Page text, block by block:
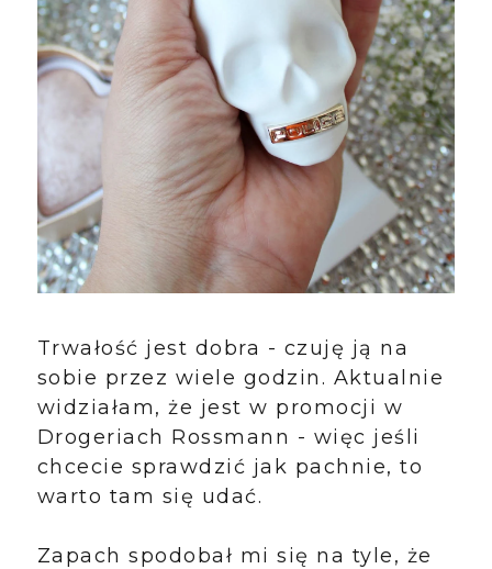
Trwałość jest dobra - czuję ją na
sobie przez wiele godzin. Aktualnie
widziałam, że jest w promocji w
Drogeriach Rossmann - więc jeśli
chcecie sprawdzić jak pachnie, to
warto tam się udać.
Zapach spodobał mi się na tyle, że